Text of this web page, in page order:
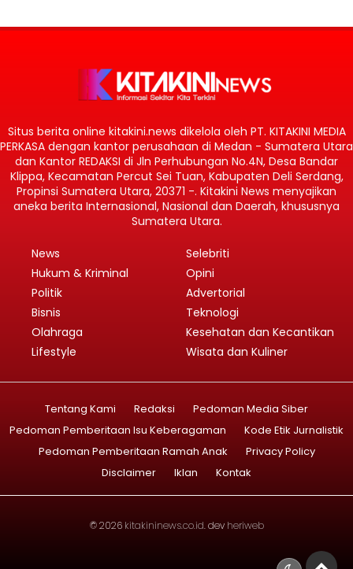
Situs berita online kitakini.news dikelola oleh PT. KITAKINI MEDIA
PERKASA dengan kantor perusahaan di Medan - Sumatera Utara
dan Kantor REDAKSI di Jln Perhubungan No.4N, Desa Bandar
Klippa, Kecamatan Percut Sei Tuan, Kabupaten Deli Serdang,
Propinsi Sumatera Utara, 20371 -. Kitakini News menyajikan
aneka berita Internasional, Nasional dan Daerah, khususnya
Sumatera Utara.
News
Hukum & Kriminal
Politik
Bisnis
Olahraga
Lifestyle
Selebriti
Opini
Advertorial
Teknologi
Kesehatan dan Kecantikan
Wisata dan Kuliner
Tentang Kami Redaksi
Pedoman Media Siber
Pedoman Pemberitaan Isu Keberagaman
Kode Etik Jurnalistik
Pedoman Pemberitaan Ramah Anak
Privacy Policy
Disclaimer
Iklan Kontak
© 2026 kitakininews.co.id. dev heriweb